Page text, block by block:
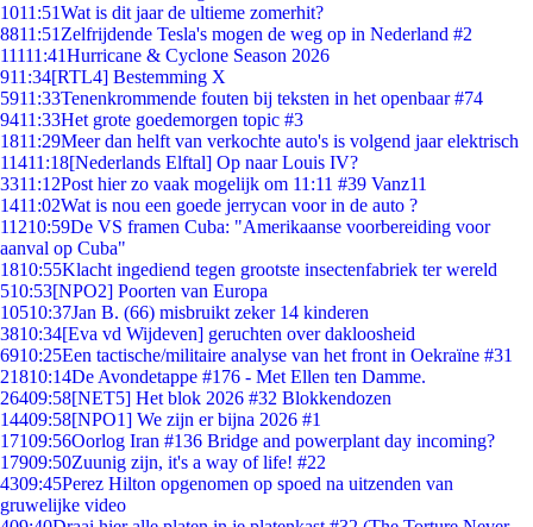
1011:51Wat is dit jaar de ultieme zomerhit?
8811:51 Zelfrijdende Tesla's mogen de weg op in Nederland #2
11111:41Hurricane & Cyclone Season 2026
911:34[RTL4] Bestemming X
5911:33Tenenkrommende fouten bij teksten in het openbaar #74
9411:33Het grote goedemorgen topic #3
1811:29Meer dan helft van verkochte auto's is volgend jaar elektrisch
11411:18[Nederlands Elftal] Op naar Louis IV?
3311:12Post hier zo vaak mogelijk om 11:11 #39 Vanz11
1411:02Wat is nou een goede jerrycan voor in de auto ?
11210:59De VS framen Cuba: "Amerikaanse voorbereiding voor
aanval op Cuba"
1810:55Klacht ingediend tegen grootste insectenfabriek ter wereld
510:53[NPO2] Poorten van Europa
10510:37Jan B. (66) misbruikt zeker 14 kinderen
3810:34[Eva vd Wijdeven] geruchten over dakloosheid
6910:25Een tactische/militaire analyse van het front in Oekraïne #31
21810:14De Avondetappe #176 - Met Ellen ten Damme.
26409:58[NET5] Het blok 2026 #32 Blokkendozen
14409:58[NPO1] We zijn er bijna 2026 #1
17109:56Oorlog Iran #136 Bridge and powerplant day incoming?
17909:50Zuunig zijn, it's a way of life! #22
4309:45Perez Hilton opgenomen op spoed na uitzenden van
gruwelijke video